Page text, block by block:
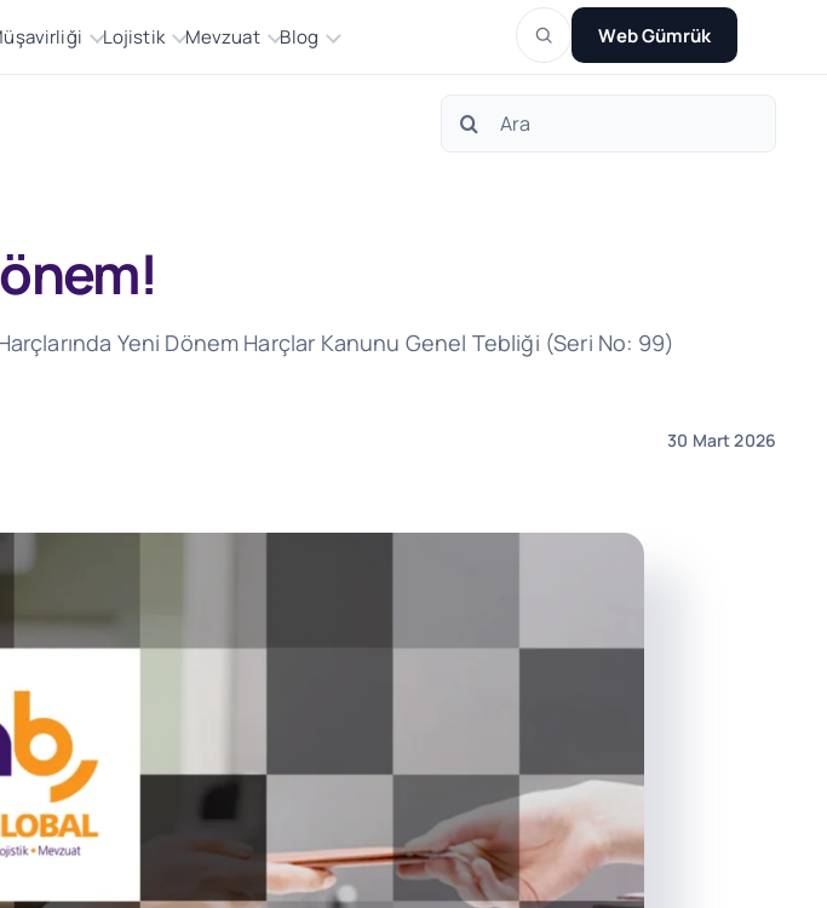
Lojistik Mevzuat Blog Web Gümrük
Search
Yeni Dönem Harçlar Kanunu Genel Tebliği (Seri No: 99)
30 Mart 2026